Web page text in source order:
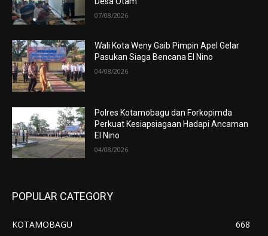
07/08/2026
Wali Kota Weny Gaib Pimpin Apel Gelar
Pasukan Siaga Bencana El Nino
04/08/2026
Polres Kotamobagu dan Forkopimda
Perkuat Kesiapsiagaan Hadapi Ancaman
El Nino
04/08/2026
POPULAR CATEGORY
KOTAMOBAGU
668